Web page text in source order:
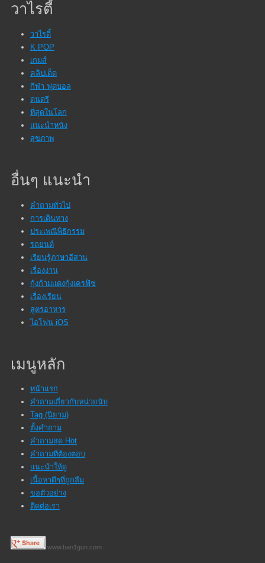
วาไรตี้
วาไรตี้
K POP
เกมส์
คลิปเด็ด
กีฬา ฟุตบอล
ดนตรี
ที่สุดในโลก
แนะนำหนัง
สุขภาพ
อื่นๆ แนะนำ
คำถามทั่วไป
การเดินทาง
ประเพณีพิธีกรรม
รถยนต์
เรียนรู้ภาษาอีสาน
เรื่องงาน
กุ้งก้ามแดงกุ้งเครฟิช
เรื่องเรียน
สูตรอาหาร
ไอโฟน iOS
เมนูหลัก
หน้าแรก
คำถามเกี่ยวกับหน่วยนับ
Tag (นิยาม)
ตั้งคำถาม
คำถามสุด Hot
คำถามที่ต้องตอบ
แนะนำให้ดู
เนื้อหาดีๆที่ถูกลืม
ขอตัวอย่าง
ติดต่อเรา
www.ban1gun.com